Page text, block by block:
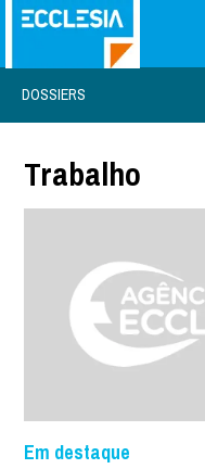
DOSSIERS
Trabalho
Em destaque